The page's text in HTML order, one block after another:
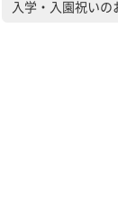
入学・入園祝いの